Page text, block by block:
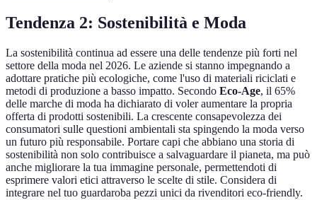
Tendenza 2: Sostenibilità e Moda
La sostenibilità continua ad essere una delle tendenze più forti nel
settore della moda nel 2026. Le aziende si stanno impegnando a
adottare pratiche più ecologiche, come l'uso di materiali riciclati e
metodi di produzione a basso impatto. Secondo Eco-Age, il 65%
delle marche di moda ha dichiarato di voler aumentare la propria
offerta di prodotti sostenibili. La crescente consapevolezza dei
consumatori sulle questioni ambientali sta spingendo la moda verso
un futuro più responsabile. Portare capi che abbiano una storia di
sostenibilità non solo contribuisce a salvaguardare il pianeta, ma può
anche migliorare la tua immagine personale, permettendoti di
esprimere valori etici attraverso le scelte di stile. Considera di
integrare nel tuo guardaroba pezzi unici da rivenditori eco-friendly.